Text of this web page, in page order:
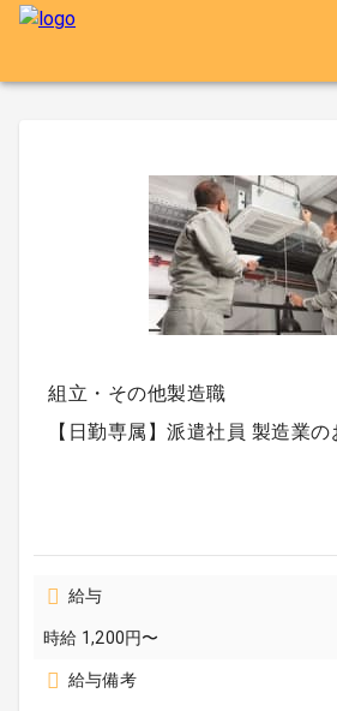
組立・その他製造職
【日勤専属】派遣社員 製造業
給与
時給 1,200円〜
給与備考